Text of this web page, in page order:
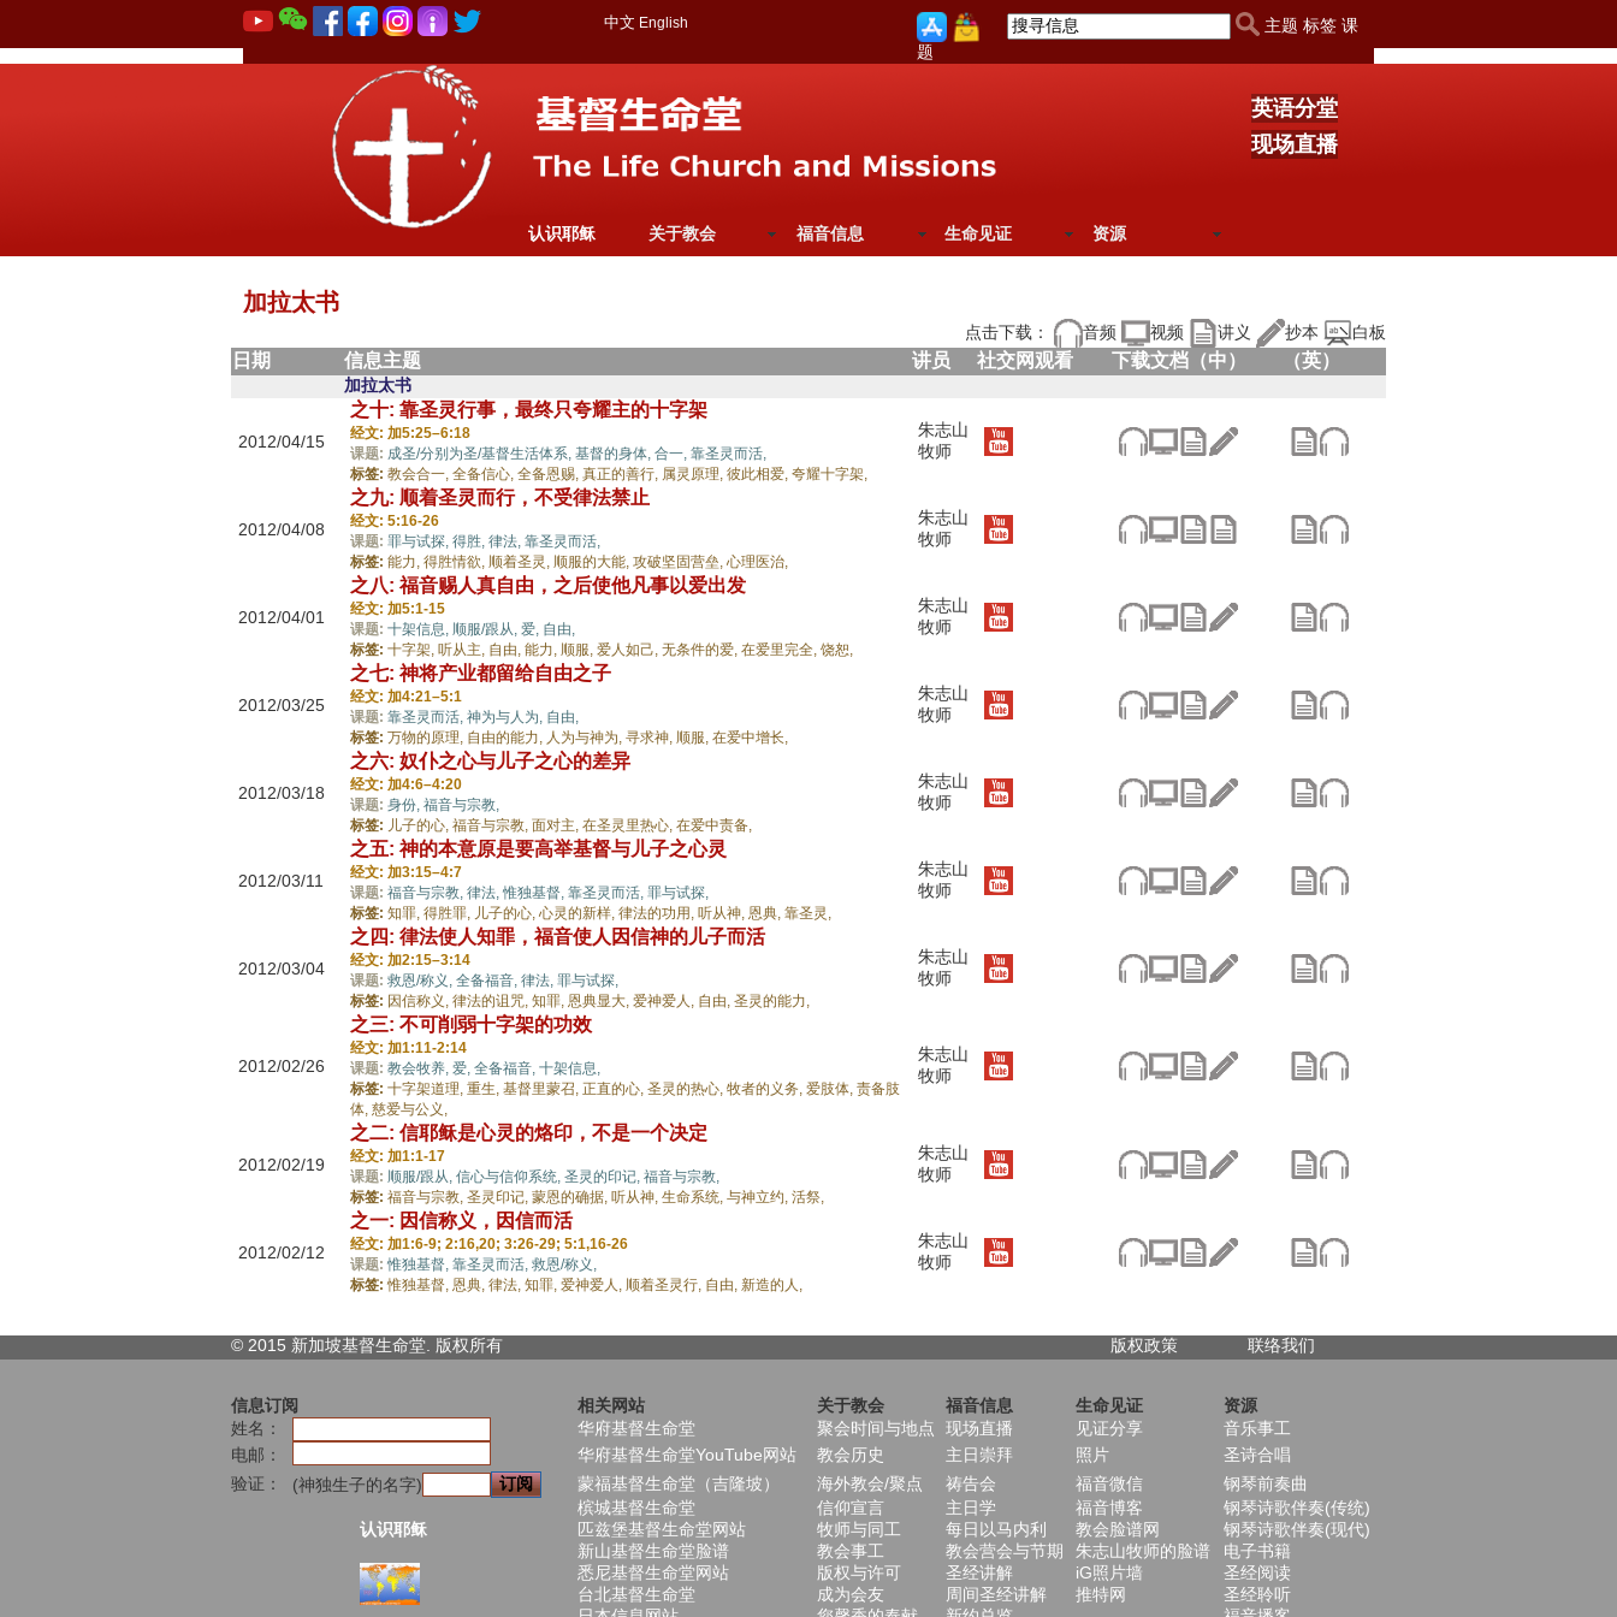
中文 English
主题 标签 课
题
英语分堂
现场直播
认识耶稣 关于教会 福音信息 生命见证 资源
加拉太书
点击下载： 音频 视频 讲义 抄本 白板
日期 信息主题 讲员 社交网观看 下载文档（中） （英）
加拉太书
2012/04/15
之十: 靠圣灵行事，最终只夸耀主的十字架
经文: 加5:25–6:18
课题: 成圣/分别为圣/基督生活体系, 基督的身体, 合一, 靠圣灵而活,
标签: 教会合一, 全备信心, 全备恩赐, 真正的善行, 属灵原理, 彼此相爱, 夸耀十字架,
朱志山
牧师
2012/04/08
之九: 顺着圣灵而行，不受律法禁止
经文: 5:16-26
课题: 罪与试探, 得胜, 律法, 靠圣灵而活,
标签: 能力, 得胜情欲, 顺着圣灵, 顺服的大能, 攻破坚固营垒, 心理医治,
朱志山
牧师
2012/04/01
之八: 福音赐人真自由，之后使他凡事以爱出发
经文: 加5:1-15
课题: 十架信息, 顺服/跟从, 爱, 自由,
标签: 十字架, 听从主, 自由, 能力, 顺服, 爱人如己, 无条件的爱, 在爱里完全, 饶恕,
朱志山
牧师
2012/03/25
之七: 神将产业都留给自由之子
经文: 加4:21–5:1
课题: 靠圣灵而活, 神为与人为, 自由,
标签: 万物的原理, 自由的能力, 人为与神为, 寻求神, 顺服, 在爱中增长,
朱志山
牧师
2012/03/18
之六: 奴仆之心与儿子之心的差异
经文: 加4:6–4:20
课题: 身份, 福音与宗教,
标签: 儿子的心, 福音与宗教, 面对主, 在圣灵里热心, 在爱中责备,
朱志山
牧师
2012/03/11
之五: 神的本意原是要高举基督与儿子之心灵
经文: 加3:15–4:7
课题: 福音与宗教, 律法,惟独基督, 靠圣灵而活, 罪与试探,
标签: 知罪, 得胜罪, 儿子的心, 心灵的新样, 律法的功用, 听从神, 恩典, 靠圣灵,
朱志山
牧师
2012/03/04
之四: 律法使人知罪，福音使人因信神的儿子而活
经文: 加2:15–3:14
课题: 救恩/称义, 全备福音, 律法, 罪与试探,
标签: 因信称义, 律法的诅咒, 知罪, 恩典显大, 爱神爱人, 自由, 圣灵的能力,
朱志山
牧师
2012/02/26
之三: 不可削弱十字架的功效
经文: 加1:11-2:14
课题: 教会牧养, 爱, 全备福音, 十架信息,
标签: 十字架道理, 重生, 基督里蒙召, 正直的心, 圣灵的热心, 牧者的义务, 爱肢体, 责备肢
体, 慈爱与公义,
朱志山
牧师
2012/02/19
之二: 信耶稣是心灵的烙印，不是一个决定
经文: 加1:1-17
课题: 顺服/跟从, 信心与信仰系统, 圣灵的印记, 福音与宗教,
标签: 福音与宗教, 圣灵印记, 蒙恩的确据, 听从神, 生命系统, 与神立约, 活祭,
朱志山
牧师
2012/02/12
之一: 因信称义，因信而活
经文: 加1:6-9; 2:16,20; 3:26-29; 5:1,16-26
课题:惟独基督, 靠圣灵而活, 救恩/称义,
标签:惟独基督, 恩典, 律法, 知罪, 爱神爱人, 顺着圣灵行, 自由, 新造的人,
朱志山
牧师
© 2015 新加坡基督生命堂. 版权所有 版权政策 联络我们
信息订阅 相关网站 关于教会 福音信息 生命见证
资源
姓名：
华府基督生命堂 聚会时间与地点 现场直播 见证分享
音乐事工
电邮：
华府基督生命堂YouTube网站 教会历史 主日崇拜 照片
圣诗合唱
验证：
(神独生子的名字) 蒙福基督生命堂（吉隆坡） 海外教会/聚点 祷告会 福音微信
钢琴前奏曲
槟城基督生命堂
信仰宣言 主日学 福音博客
钢琴诗歌伴奏(传统)
认识耶稣
匹兹堡基督生命堂网站 牧师与同工 每日以马内利 教会脸谱网
钢琴诗歌伴奏(现代)
新山基督生命堂脸谱
教会事工 教会营会与节期 朱志山牧师的脸谱
电子书籍
悉尼基督生命堂网站
版权与许可 圣经讲解 iG照片墙
圣经阅读
台北基督生命堂
成为会友 周间圣经讲解 推特网
圣经聆听